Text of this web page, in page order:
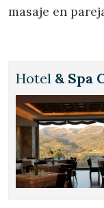
masaje en
Hotel & Spa